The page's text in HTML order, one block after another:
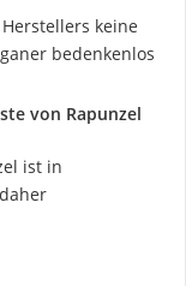
keine
bedenkenlos
von Rapunzel
ist in